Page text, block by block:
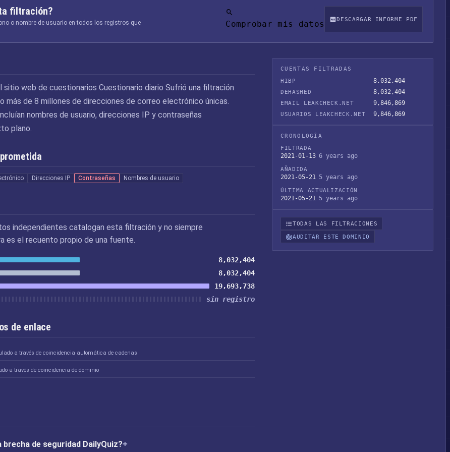
filtración?
o nombre de usuario en todos los registros que
Comprobar mis datos DESCARGAR INFORME PDF
sitio web de cuestionarios Cuestionario diario Sufrió una filtración
más de 8 millones de direcciones de correo electrónico únicas.
nombres de usuario, direcciones IP y contraseñas
plano.
Direcciones IP Contraseñas Nombres de usuario
independientes catalogan esta filtración y no siempre
es el recuento propio de una fuente.
8,032,404
8,032,404
19,693,738
sin registro
de enlace
a través de coincidencia automática de cadenas
a través de coincidencia de dominio
de seguridad DailyQuiz?
CUENTAS FILTRADAS
HIBP
8,032,404
DEHASHED 8,032,404
EMAIL LEAKCHECK.NET 9,846,869
USUARIOS LEAKCHECK.NET 9,846,869
CRONOLOGÍA
FILTRADA
2021-01-13 6 years ago
AÑADIDA
2021-05-21 5 years ago
ÚLTIMA ACTUALIZACIÓN
2021-05-21 5 years ago
TODAS LAS FILTRACIONES
AUDITAR ESTE DOMINIO